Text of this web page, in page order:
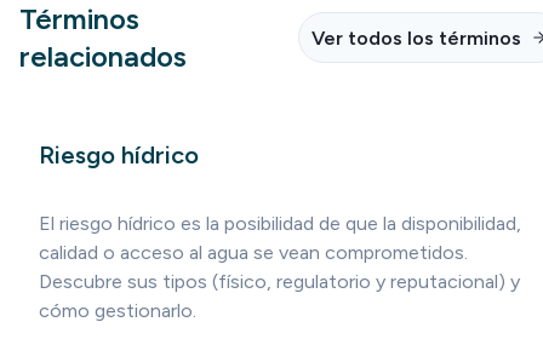
Términos
relacionados
Ver todos los términos
Riesgo hídrico
El riesgo hídrico es la posibilidad de que la disponibilidad,
calidad o acceso al agua se vean comprometidos.
Descubre sus tipos (físico, regulatorio y reputacional) y
cómo gestionarlo.